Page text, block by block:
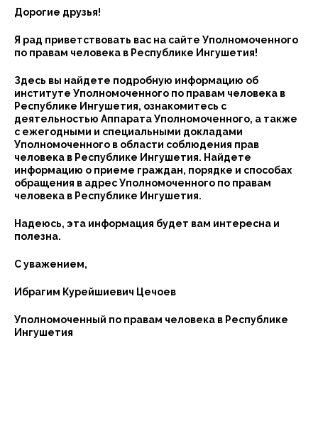
Дорогие друзья!
Я рад приветствовать вас на сайте Уполномоченного
по правам человека в Республике Ингушетия!
Здесь вы найдете подробную информацию об
институте Уполномоченного по правам человека в
Республике Ингушетия, ознакомитесь с
деятельностью Аппарата Уполномоченного, а также
с ежегодными и специальными докладами
Уполномоченного в области соблюдения прав
человека в Республике Ингушетия. Найдете
информацию о приеме граждан, порядке и способах
обращения в адрес Уполномоченного по правам
человека в Республике Ингушетия.
Надеюсь, эта информация будет вам интересна и
полезна.
С уважением,
Ибрагим Курейшиевич Цечоев
Уполномоченный по правам человека в Республике
Ингушетия